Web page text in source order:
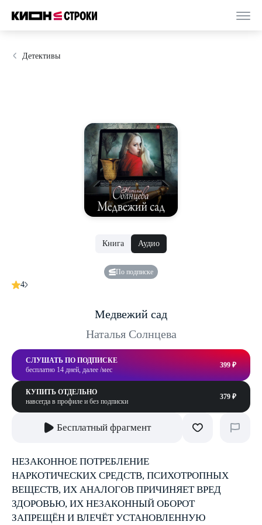
Детективы
Книга Аудио
По подписке
4
Медвежий сад
Наталья Солнцева
СЛУШАТЬ ПО ПОДПИСКЕ
бесплатно 14 дней, далее /мес
399 ₽
КУПИТЬ ОТДЕЛЬНО
навсегда в профиле и без подписки
379 ₽
Бесплатный фрагмент
НЕЗАКОННОЕ ПОТРЕБЛЕНИЕ
НАРКОТИЧЕСКИХ СРЕДСТВ, ПСИХОТРОПНЫХ
ВЕЩЕСТВ, ИХ АНАЛОГОВ ПРИЧИНЯЕТ ВРЕД
ЗДОРОВЬЮ, ИХ НЕЗАКОННЫЙ ОБОРОТ
ЗАПРЕЩЁН И ВЛЕЧЁТ УСТАНОВЛЕННУЮ